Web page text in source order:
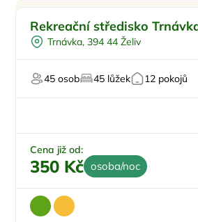
Polopenze
Plná penze
Dětský tábor
Rekreační středisko
Trnávka, 394 44 Želiv
45 osob 45 lůžek 12 pokojů
Cena již od:
350 Kč osoba/noc